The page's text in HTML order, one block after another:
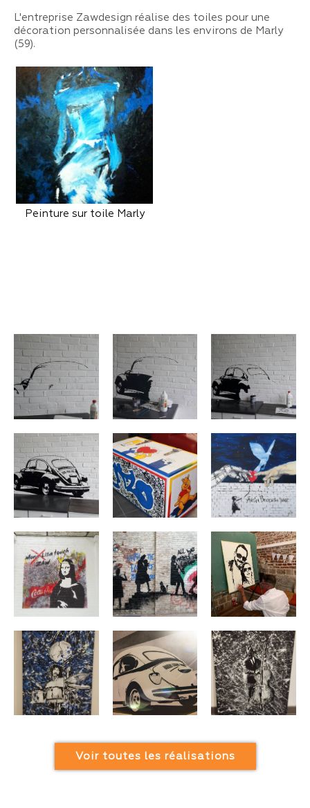
L'entreprise Zawdesign réalise des toiles pour une
décoration personnalisée dans les environs de Marly
(59).
Peinture sur toile Marly
Voir toutes les réalisations